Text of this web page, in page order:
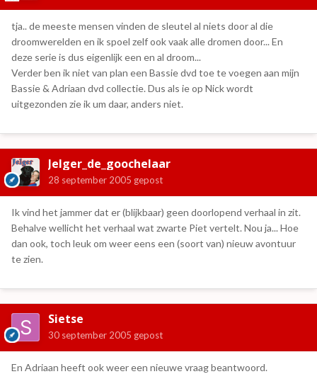
tja.. de meeste mensen vinden de sleutel al niets door al die
droomwerelden en ik spoel zelf ook vaak alle dromen door... En
deze serie is dus eigenlijk een en al droom...
Verder ben ik niet van plan een Bassie dvd toe te voegen aan mijn
Bassie & Adriaan dvd collectie. Dus als ie op Nick wordt
uitgezonden zie ik um daar, anders niet.
Jelger_de_goochelaar
28 september 2005 gepost
Ik vind het jammer dat er (blijkbaar) geen doorlopend verhaal in zit.
Behalve wellicht het verhaal wat zwarte Piet vertelt. Nou ja... Hoe
dan ook, toch leuk om weer eens een (soort van) nieuw avontuur
te zien.
Sietse
30 september 2005 gepost
En Adriaan heeft ook weer een nieuwe vraag beantwoord.